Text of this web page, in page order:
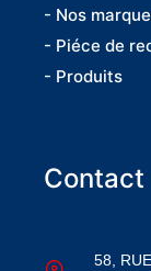
- Nos
- Piéce de
- Produits
Contact
58,